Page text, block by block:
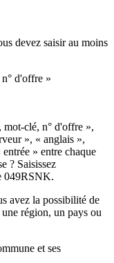
devez saisir au moins
d'offre »
mot-clé, n° d'offre »,
», « anglais »,
» entre chaque
? Saisissez
049RSNK.
avez la possibilité de
région, un pays ou
et ses